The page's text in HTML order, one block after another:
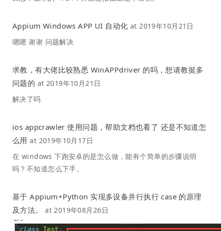
Appium Windows APP UI 自动化 at2019年10月21日
嗯嗯 谢谢 问题解决
求教，有大佬比较熟悉 WinAPPdriver 的吗，想请教挺多
问题的 at 2019年10月21日
解决了吗
ios appcrawler 使用问题，帮助文档也看了 还是不知道怎
么用 at 2019年10月17日
在 windows 下跑安卓的是怎么做，能有个简单的步骤说明
吗？不知道怎么下手。
基于 Appium+Python 实现多设备并行执行 case 的原理
及方法。
at2019年08月26日